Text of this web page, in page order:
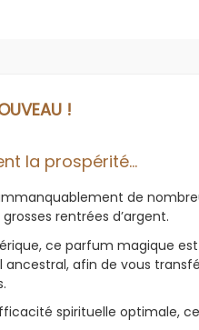
!
la prospérité...
de
rentrées d’argent.
ce parfum magique
ancestral, afin de vous
spirituelle optimale,